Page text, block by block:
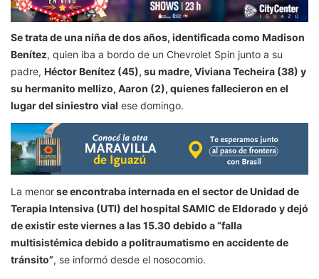
Se trata de una niña de dos años, identificada como Madison
Benítez, quien iba a bordo de un Chevrolet Spin junto a su
padre, Héctor Benítez (45), su madre, Viviana Techeira (38) y
su hermanito mellizo, Aaron (2), quienes fallecieron en el
lugar del siniestro vial ese domingo.
La menorse encontraba internada en el sector de Unidad de
Terapia Intensiva (UTI) del hospital SAMIC de Eldorado y dejó
de existir este viernes a las 15.30 debido a “falla
multisistémica debido a politraumatismo en accidente de
tránsito”, se informó desde el nosocomio.